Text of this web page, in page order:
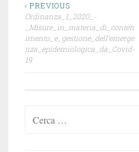
Navigazione
articoli
‹ PREVIOUS
Ordinanza_1_2020_-
_Misure_in_materia_di_conten
imento_e_gestione_dell’emerge
nza_epidemiologica_da_Covid-
19
Ricerca